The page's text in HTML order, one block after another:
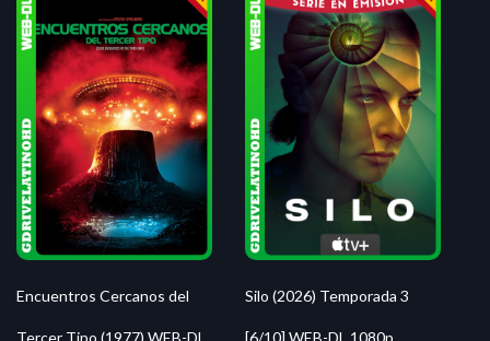
Encuentros Cercanos del
Tercer Tipo (1977) WEB-DL
Silo (2026) Temporada 3
[6/10] WEB-DL 1080p